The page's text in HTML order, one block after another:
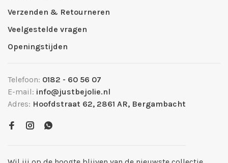
Verzenden & Retourneren
Veelgestelde vragen
Openingstijden
Telefoon: 0182 - 60 56 07
E-mail: info@justbejolie.nl
Adres: Hoofdstraat 62, 2861 AR, Bergambacht